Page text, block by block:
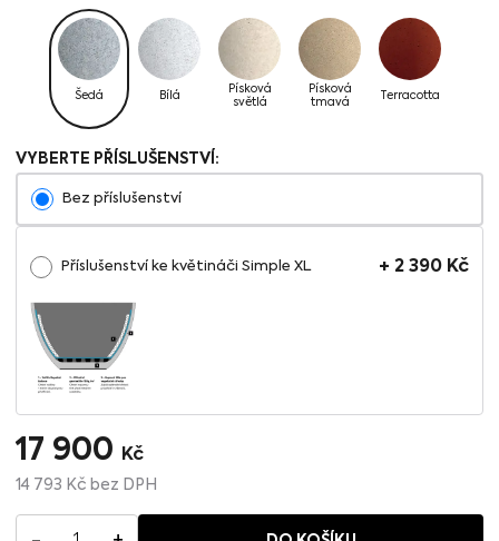
Šedá Bílá
Písková
světlá
Písková
tmavá
Terracotta
VYBERTE PŘÍSLUŠENSTVÍ:
Bez příslušenství
Příslušenství ke květináči Simple XL + 2 390 Kč
17 900 Kč
14 793 Kč bez DPH